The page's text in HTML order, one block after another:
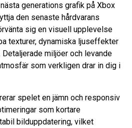
generations grafik på Xbox
den senaste hårdvarans
sig en visuell upplevelse
texturer, dynamiska ljuseffekter
miljöer och levande
som verkligen drar in dig i
spelet en jämn och responsiv
som kortare
bilduppdatering, vilket